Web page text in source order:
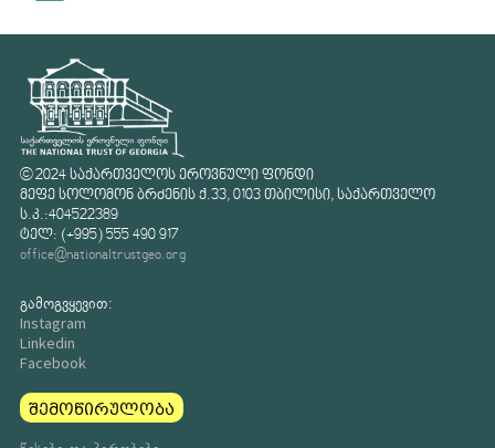
© 2024 საქართველოს ეროვნული ფონდი
მეფე სოლომონ ბრძენის ქ.33, 0103 თბილისი, საქართველო
ს.კ.:404522389
ტელ: (+995) 555 490 917
office@nationaltrustgeo.org
გამოგვყევით:
Instagram
Linkedin
Facebook
შემოწირულობა